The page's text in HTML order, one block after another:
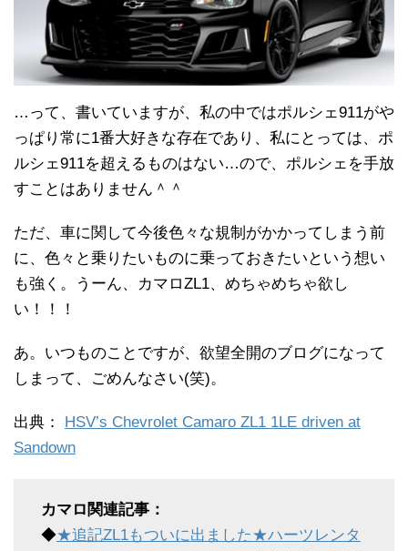
…って、書いていますが、私の中ではポルシェ911がや
っぱり常に1番大好きな存在であり、私にとっては、ポ
ルシェ911を超えるものはない…ので、ポルシェを手放
すことはありません＾＾
ただ、車に関して今後色々な規制がかかってしまう前
に、色々と乗りたいものに乗っておきたいという想い
も強く。うーん、カマロZL1、めちゃめちゃ欲し
い！！！
あ。いつものことですが、欲望全開のブログになって
しまって、ごめんなさい(笑)。
出典： HSV’s Chevrolet Camaro ZL1 1LE driven at
Sandown
カマロ関連記事：
◆★追記ZL1もついに出ました★ハーツレンタ